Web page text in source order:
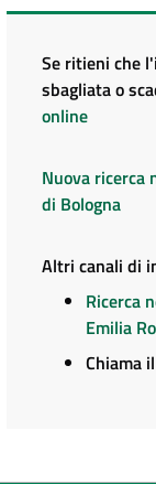
Se ritieni che
sbagliata o
online
Nuova ricerca
di Bologna
Altri canali di
Ricerca
Emilia
Chiama